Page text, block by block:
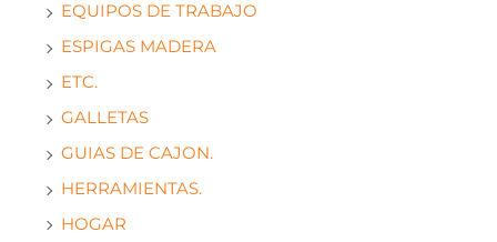
EQUIPOS DE TRABAJO
ESPIGAS MADERA
ETC.
GALLETAS
GUIAS DE CAJON.
HERRAMIENTAS.
HOGAR